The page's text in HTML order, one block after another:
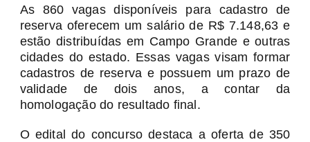
As 860 vagas disponíveis para cadastro de
reserva oferecem um salário de R$ 7.148,63 e
estão distribuídas em Campo Grande e outras
cidades do estado. Essas vagas visam formar
cadastros de reserva e possuem um prazo de
validade de dois anos, a contar da
homologação do resultado final.
O edital do concurso destaca a oferta de 350